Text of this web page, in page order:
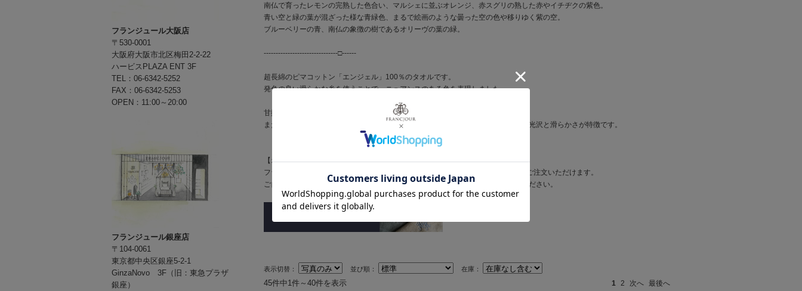
南仏で育ったレモンの完熟した色合い、マルシェに並ぶオレンジ、赤スグリの熟した赤やイチヂクの紫色。
青い空と緑の葉が混ざった様な青緑色、まるで絵画のような曇った空の色や移りゆく紫の空。
ブルーベリーの青、南仏の象徴の樹であるオリーヴの葉の緑。
-------------------------------□------
超長綿のピマコットン「エンジェル」100％のタオルです。
発色の良い滑らかな糸を使うことで、ニュアンスのある色を表現しました。
甘撚りのタオルは、ボリュームを残しながらもとても軽くソフトな風合い。
また、毛羽を内側に巻き込む紡績方法のため、毛羽落ちしにくく、シルクのような光沢と滑らかさが特徴です。
【オーダー刺繍を承ります】
フランジュール オリジナルタオル「Decor(デコール)」にお好きなオーダー刺繍をご注文いただけます。
ご自身用はもちろん、大切な方へのタオルギフトにもおすすめです。ぜひご利用ください。
表示切替： 並び順： 在庫：
45件中1件～40件を表示 1 2 次へ 最後へ
フランジュール大阪店
〒530-0001
大阪府大阪市北区梅田2-2-22
ハービスPLAZA ENT 3F
TEL：06-6342-5252
FAX：06-6342-5253
OPEN：11:00～20:00
フランジュール銀座店
〒104-0061
東京都中央区銀座5-2-1
GinzaNovo 3F（旧：東急プラザ
銀座）